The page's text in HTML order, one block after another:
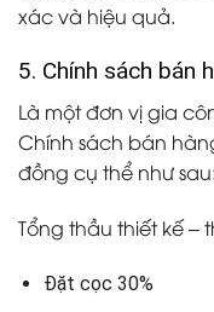
xác và hiệu quả.
5. Chính sách bán
Là một đơn vị gia
Chính sách bán
đồng cụ thể như sau:
Tổng thầu thiết kế –
Đặt cọc 30%